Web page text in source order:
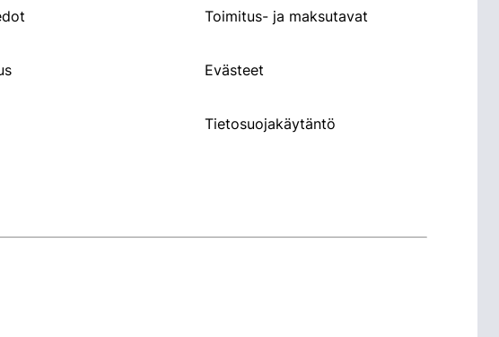
Toimitus- ja maksutavat
Evästeet
Tietosuojakäytäntö